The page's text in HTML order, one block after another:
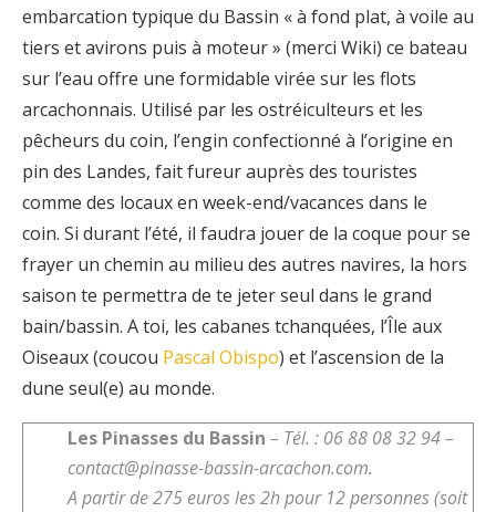
embarcation typique du Bassin « à fond plat, à voile au
tiers et avirons puis à moteur » (merci Wiki) ce bateau
sur l’eau offre une formidable virée sur les flots
arcachonnais. Utilisé par les ostréiculteurs et les
pêcheurs du coin, l’engin confectionné à l’origine en
pin des Landes, fait fureur auprès des touristes
comme des locaux en week-end/vacances dans le
coin. Si durant l’été, il faudra jouer de la coque pour se
frayer un chemin au milieu des autres navires, la hors
saison te permettra de te jeter seul dans le grand
bain/bassin. A toi, les cabanes tchanquées, l’Île aux
Oiseaux (coucou Pascal Obispo) et l’ascension de la
dune seul(e) au monde.
Les Pinasses du Bassin – Tél. : 06 88 08 32 94 –
contact@pinasse-bassin-arcachon.com.
A partir de 275 euros les 2h pour 12 personnes (soit